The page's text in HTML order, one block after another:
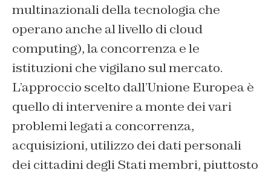
multinazionali della tecnologia che
operano anche al livello di cloud
computing), la concorrenza e le
istituzioni che vigilano sul mercato.
L’approccio scelto dall’Unione Europea è
quello di intervenire a monte dei vari
problemi legati a concorrenza,
acquisizioni, utilizzo dei dati personali
dei cittadini degli Stati membri, piuttosto